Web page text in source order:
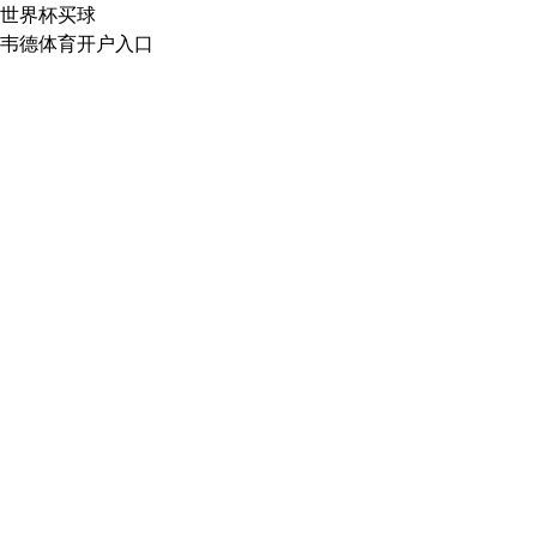
世界杯买球
韦德体育开户入口